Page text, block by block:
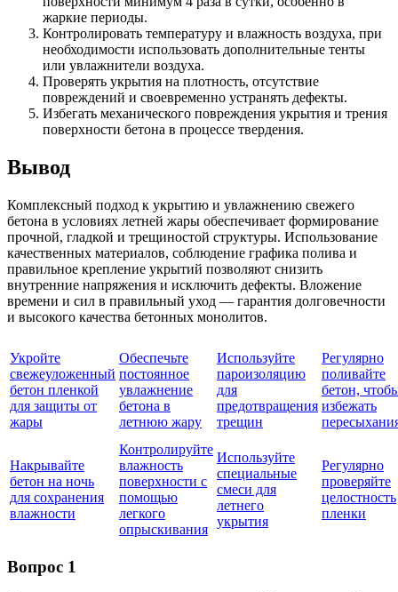
жаркие периоды.
Контролировать температуру и влажность воздуха, при
необходимости использовать дополнительные тенты
или увлажнители воздуха.
Проверять укрытия на плотность, отсутствие
повреждений и своевременно устранять дефекты.
Избегать механического повреждения укрытия и трения
поверхности бетона в процессе твердения.
Вывод
Комплексный подход к укрытию и увлажнению свежего
бетона в условиях летней жары обеспечивает формирование
прочной, гладкой и трещиностой структуры. Использование
качественных материалов, соблюдение графика полива и
правильное крепление укрытий позволяют снизить
внутренние напряжения и исключить дефекты. Вложение
времени и сил в правильный уход — гарантия долговечности
и высокого качества бетонных монолитов.
Укройте
свежеуложенный
бетон пленкой
для защиты от
жары
Обеспечьте
постоянное
увлажнение
бетона в
летнюю жару
Используйте
пароизоляцию
для
предотвращения
трещин
Регулярно
поливайте
бетон,
избежать
Накрывайте
бетон на ночь
для сохранения
влажности
Контролируйте
влажность
поверхности с
помощью
легкого
опрыскивания
Используйте
специальные
смеси для
летнего
укрытия
Регулярно
проверяйте
целостность
пленки
Вопрос 1